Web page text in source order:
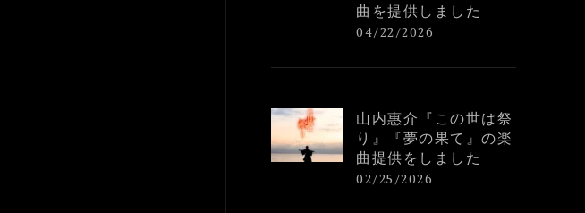
曲を提供しました
04/22/2026
山内惠介『この世は祭
り』『夢の果て』の楽
曲提供をしました
02/25/2026